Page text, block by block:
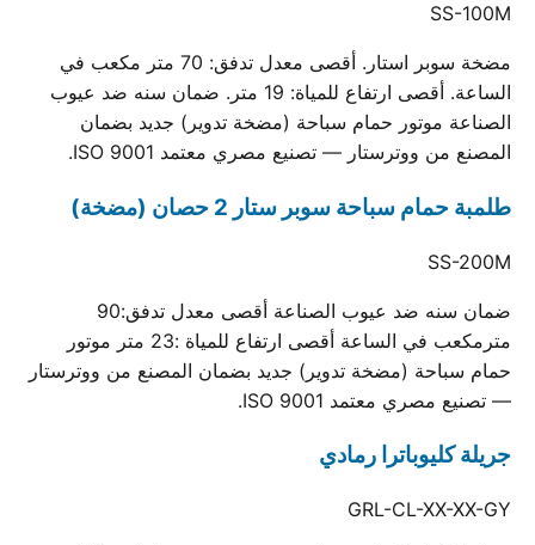
SS-100M
مضخة سوبر استار. أقصى معدل تدفق: 70 متر مكعب في
الساعة. أقصى ارتفاع للمياة: 19 متر. ضمان سنه ضد عيوب
الصناعة موتور حمام سباحة (مضخة تدوير) جديد بضمان
المصنع من ووترستار — تصنيع مصري معتمد ISO 9001.
طلمبة حمام سباحة سوبر ستار 2 حصان (مضخة)
SS-200M
ضمان سنه ضد عيوب الصناعة أقصى معدل تدفق:90
مترمكعب في الساعة أقصى ارتفاع للمياة :23 متر موتور
حمام سباحة (مضخة تدوير) جديد بضمان المصنع من ووترستار
— تصنيع مصري معتمد ISO 9001.
جريلة كليوباترا رمادي
GRL-CL-XX-XX-GY